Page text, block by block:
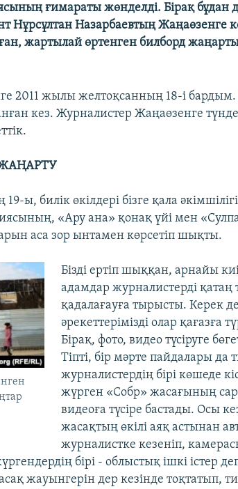
ғимараты жөнделді. Бірақ бұдан
Нұрсұлтан Назарбаевтың Жаңаөзенге
жартылай өртенген билборд
2011 жылы желтоқсанның 18-і бардым.
кез. Журналистер Жаңаөзенге
ы, билік өкілдері бізге қала
«Ару ана» қонақ үйі мен
аса зор ынтамен көрсетіп шықты.
​Бізді ертіп шыққан, арнайы
адамдар журналистерді қатаң
қадалағауға тырысты. Керек
әрекеттерімізді олар қағазға
Бірақ, фото, видео түсіруге
Тіпті, бір мәрте пайдалары да
журналистердің бірі көшеде
жүрген «Собр» жасағының
видеоға түсіре бастады. Осы
жасақтың өкілі аяқ астынан
журналистке кезеніп,
бірі - облыстық ішкі істер
жауынгерін дер кезінде тоқтатып,